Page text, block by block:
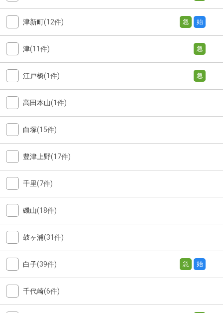
津新町(12件) 急 始
津(11件) 急
江戸橋(1件) 急
高田本山(1件)
白塚(15件)
豊津上野(17件)
千里(7件)
磯山(18件)
鼓ヶ浦(31件)
白子(39件) 急 始
千代崎(6件)